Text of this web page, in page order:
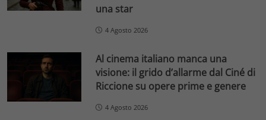
una star
4 Agosto 2026
Al cinema italiano manca una
visione: il grido d’allarme dal Ciné di
Riccione su opere prime e genere
4 Agosto 2026